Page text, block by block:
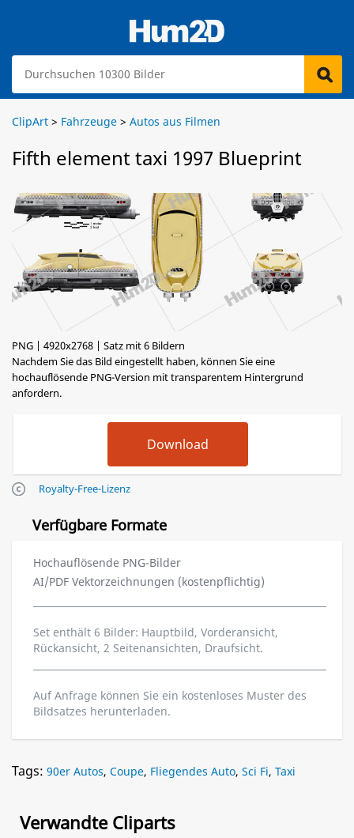
ClipArt > Fahrzeuge > Autos aus Filmen
Fifth element taxi 1997 Blueprint
PNG | 4920x2768 | Satz mit 6 Bildern
Nachdem Sie das Bild eingestellt haben, können Sie eine
hochauflösende PNG-Version mit transparentem Hintergrund
anfordern.
Royalty-Free-Lizenz
Verfügbare Formate
Hochauflösende PNG-Bilder
AI/PDF Vektorzeichnungen (kostenpflichtig)
Set enthält 6 Bilder: Hauptbild, Vorderansicht,
Rückansicht, 2 Seitenansichten, Draufsicht.
Auf Anfrage können Sie ein kostenloses Muster des
Bildsatzes herunterladen.
Tags: 90er Autos, Coupe, Fliegendes Auto, Sci Fi, Taxi
Verwandte Cliparts